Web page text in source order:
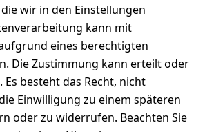
( 0 )
( 0 )
( 0 )
( 0 )
( 0 )
eine Bewertung für diesen
wir in den Einstellungen
kann mit
eines berechtigten
Die Zustimmung kann erteilt oder
besteht das Recht, nicht
Einwilligung zu einem späteren
oder zu widerrufen. Beachten Sie